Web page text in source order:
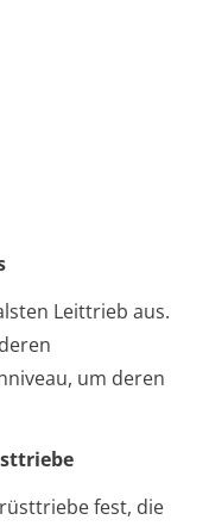
Leittrieb aus.
um deren
fest, die